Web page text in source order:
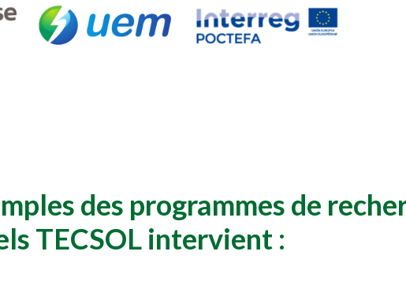
des programmes de
TECSOL intervient :